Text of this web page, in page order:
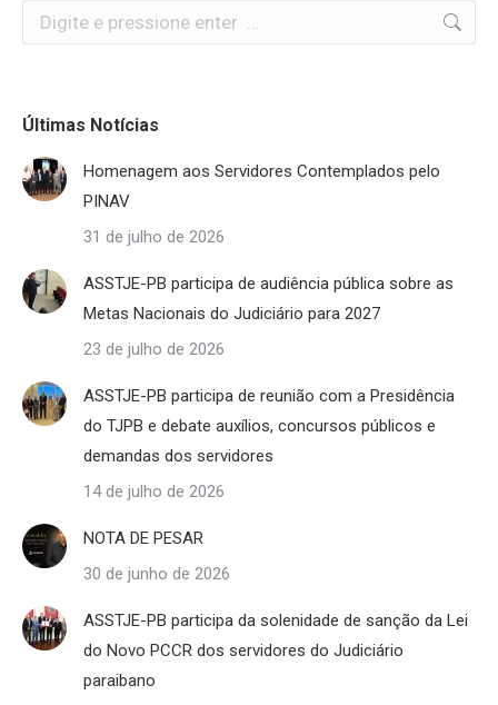
Search:
Últimas Notícias
Homenagem aos Servidores Contemplados pelo
PINAV
31 de julho de 2026
ASSTJE-PB participa de audiência pública sobre as
Metas Nacionais do Judiciário para 2027
23 de julho de 2026
ASSTJE-PB participa de reunião com a Presidência
do TJPB e debate auxílios, concursos públicos e
demandas dos servidores
14 de julho de 2026
NOTA DE PESAR
30 de junho de 2026
ASSTJE-PB participa da solenidade de sanção da Lei
do Novo PCCR dos servidores do Judiciário
paraibano